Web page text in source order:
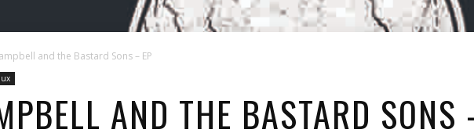
and the Bastard Sons – EP
AND THE BASTARD SONS